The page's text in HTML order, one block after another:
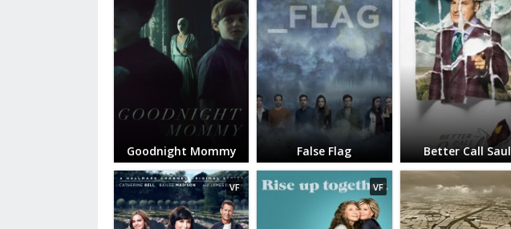
Goodnight Mommy False Flag Better Call Saul
VF VF